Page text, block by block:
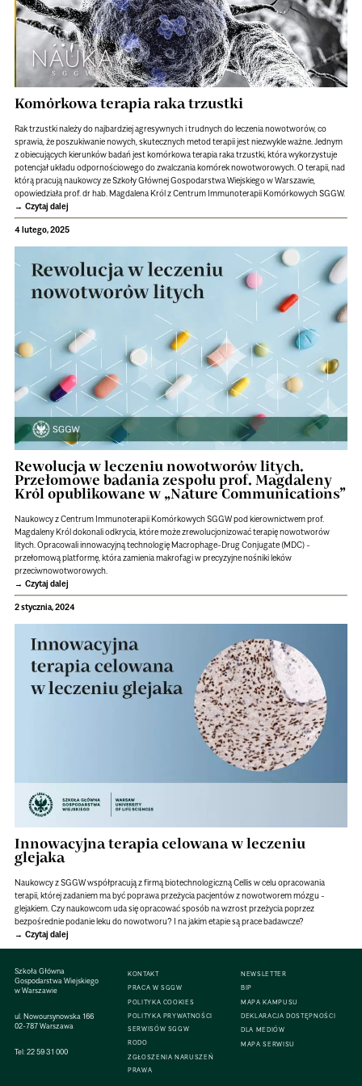
Komórkowa terapia raka trzustki
Rak trzustki należy do najbardziej agresywnych i trudnych do leczenia nowotworów, co
sprawia, że poszukiwanie nowych, skutecznych metod terapii jest niezwykle ważne. Jednym
z obiecujących kierunków badań jest komórkowa terapia raka trzustki, która wykorzystuje
potencjał układu odpornościowego do zwalczania komórek nowotworowych. O terapii, nad
którą pracują naukowcy ze Szkoły Głównej Gospodarstwa Wiejskiego w Warszawie,
opowiedziała prof. dr hab. Magdalena Król z Centrum Immunoterapii Komórkowych SGGW.
Czytaj dalej
4 lutego, 2025
Rewolucja w leczeniu nowotworów litych.
Przełomowe badania zespołu prof. Magdaleny
Król opublikowane w „Nature Communications”
Naukowcy z Centrum Immunoterapii Komórkowych SGGW pod kierownictwem prof.
Magdaleny Król dokonali odkrycia, które może zrewolucjonizować terapię nowotworów
litych. Opracowali innowacyjną technologię Macrophage-Drug Conjugate (MDC) -
przełomową platformę, która zamienia makrofagi w precyzyjne nośniki leków
przeciwnowotworowych.
Czytaj dalej
2 stycznia, 2024
Innowacyjna terapia celowana w leczeniu
glejaka
Naukowcy z SGGW współpracują z firmą biotechnologiczną Cellis w celu opracowania
terapii, której zadaniem ma być poprawa przeżycia pacjentów z nowotworem mózgu -
glejakiem. Czy naukowcom uda się opracować sposób na wzrost przeżycia poprzez
bezpośrednie podanie leku do nowotworu? I na jakim etapie są prace badawcze?
Czytaj dalej
Szkoła Główna
Gospodarstwa Wiejskiego
w Warszawie
ul. Nowoursynowska 166
02-787 Warszawa
Tel:22 59 31 000
KONTAKT
PRACA W SGGW
POLITYKA COOKIES
POLITYKA PRYWATNOŚCI
SERWISÓW SGGW
RODO
ZGŁOSZENIA NARUSZEŃ
PRAWA
NEWSLETTER
BIP
MAPA KAMPUSU
DEKLARACJA DOSTĘPNOŚCI
DLA MEDIÓW
MAPA SERWISU